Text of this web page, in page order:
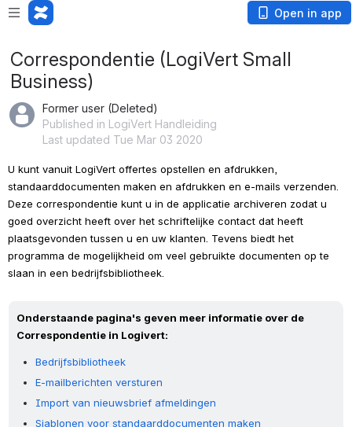
Open in app
Correspondentie (LogiVert Small
Business)
Former user (Deleted)
Published in LogiVert Handleiding
Last updated Tue Mar 03 2020
U kunt vanuit LogiVert offertes opstellen en afdrukken,
standaarddocumenten maken en afdrukken en e-mails verzenden.
Deze correspondentie kunt u in de applicatie archiveren zodat u
goed overzicht heeft over het schriftelijke contact dat heeft
plaatsgevonden tussen u en uw klanten. Tevens biedt het
programma de mogelijkheid om veel gebruikte documenten op te
slaan in een bedrijfsbibliotheek.
Onderstaande pagina's geven meer informatie over de
Correspondentie in Logivert:
Bedrijfsbibliotheek
E-mailberichten versturen
Import van nieuwsbrief afmeldingen
Sjablonen voor standaarddocumenten maken